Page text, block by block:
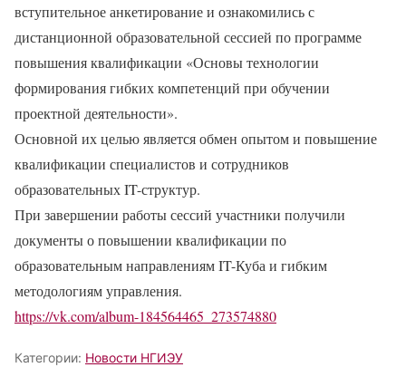
вступительное анкетирование и ознакомились с
дистанционной образовательной сессией по программе
повышения квалификации «Основы технологии
формирования гибких компетенций при обучении
проектной деятельности».
Основной их целью является обмен опытом и повышение
квалификации специалистов и сотрудников
образовательных IT-структур.
При завершении работы сессий участники получили
документы о повышении квалификации по
образовательным направлениям IT-Куба и гибким
методологиям управления.
https://vk.com/album-184564465_273574880
Категории: Новости НГИЭУ